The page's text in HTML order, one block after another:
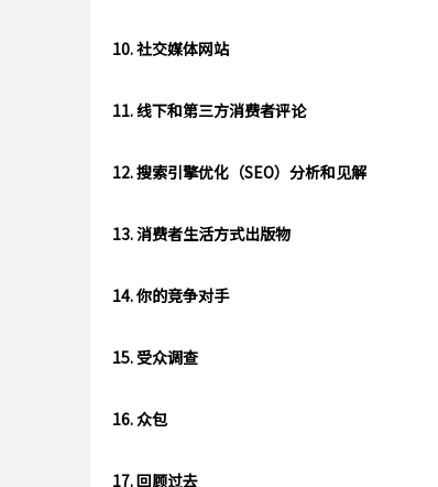
10. 社交媒体网站
11. 线下和第三方消费者评论
12. 搜索引擎优化（SEO）分析和见解
13. 消费者生活方式出版物
14. 你的竞争对手
15. 受众调查
16. 众包
17. 回顾过去